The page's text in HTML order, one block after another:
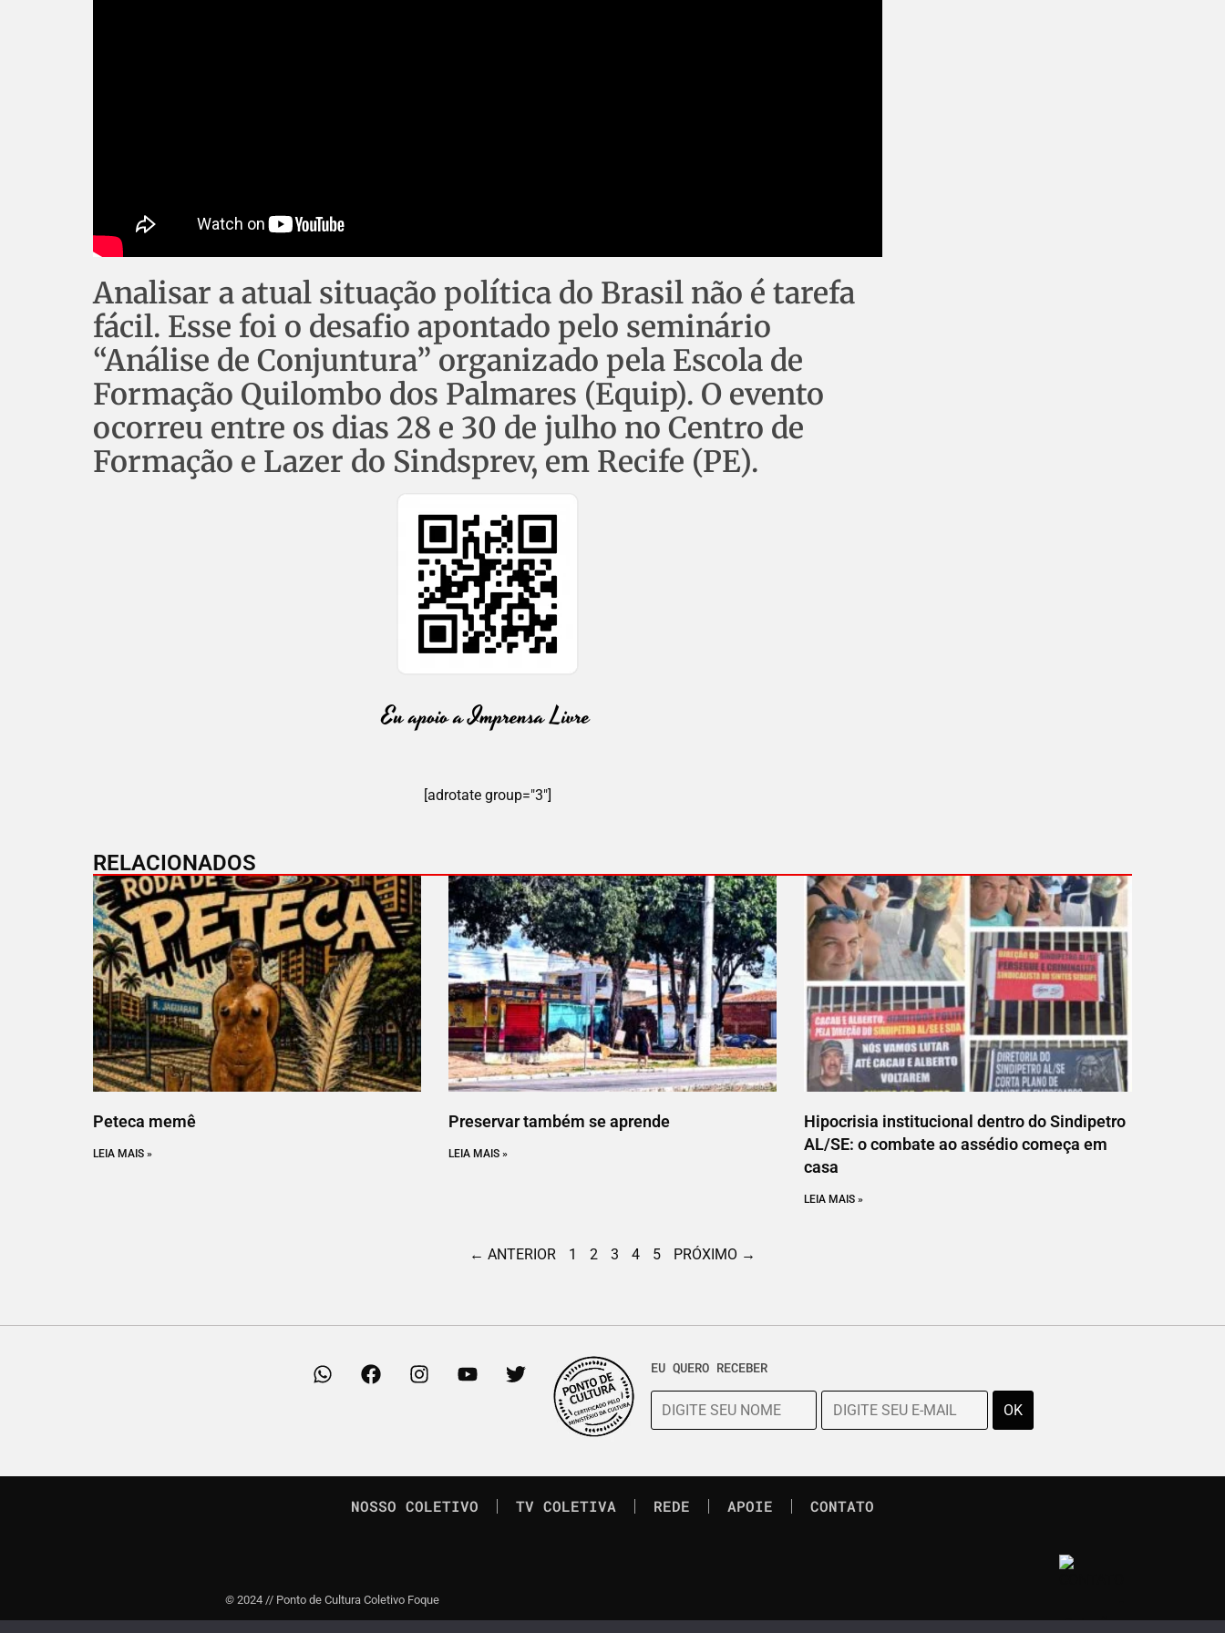
Analisar a atual situação política do Brasil não é tarefa
fácil. Esse foi o desafio apontado pelo seminário
“Análise de Conjuntura” organizado pela Escola de
Formação Quilombo dos Palmares (Equip). O evento
ocorreu entre os dias 28 e 30 de julho no Centro de
Formação e Lazer do Sindsprev, em Recife (PE).
[adrotate group="3"]
RELACIONADOS
Peteca memê
LEIA MAIS »
Preservar também se aprende
LEIA MAIS »
Hipocrisia institucional dentro do Sindipetro
AL/SE: o combate ao assédio começa em
casa
LEIA MAIS »
← ANTERIOR 1 2 3 4 5 PRÓXIMO →
EU QUERO RECEBER
NOSSO COLETIVO TV COLETIVA REDE APOIE CONTATO
© 2024 // Ponto de Cultura Coletivo Foque